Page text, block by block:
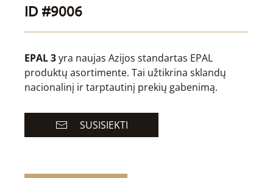
ID #9006
EPAL 3yra naujas Azijos standartas EPAL
produktų asortimente. Tai užtikrina sklandų
nacionalinį ir tarptautinį prekių gabenimą.
SUSISIEKTI